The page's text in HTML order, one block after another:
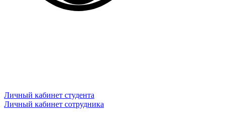
Личный кабинет студента
Личный кабинет сотрудника